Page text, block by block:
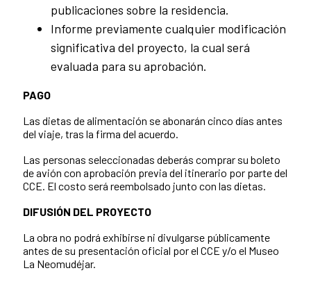
publicaciones sobre la residencia.
Informe previamente cualquier modificación
significativa del proyecto, la cual será
evaluada para su aprobación.
PAGO
Las dietas de alimentación se abonarán cinco días antes
del viaje, tras la firma del acuerdo.
Las personas seleccionadas deberás comprar su boleto
de avión con aprobación previa del itinerario por parte del
CCE. El costo será reembolsado junto con las dietas.
DIFUSIÓN DEL PROYECTO
La obra no podrá exhibirse ni divulgarse públicamente
antes de su presentación oficial por el CCE y/o el Museo
La Neomudéjar.